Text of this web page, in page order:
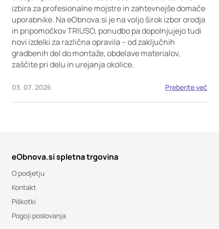
izbira za profesionalne mojstre in zahtevnejše domače
uporabnike. Na eObnova.si je na voljo širok izbor orodja
in pripomočkov TRIUSO, ponudbo pa dopolnjujejo tudi
novi izdelki za različna opravila – od zaključnih
gradbenih del do montaže, obdelave materialov,
zaščite pri delu in urejanja okolice.
03. 07. 2026 Preberite več
eObnova.si spletna trgovina
O podjetju
Kontakt
Piškotki
Pogoji poslovanja